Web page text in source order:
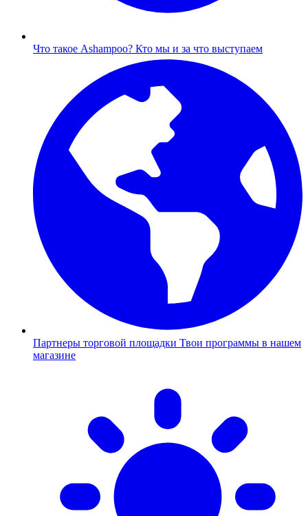
Что такое Ashampoo? Кто мы и за что выступаем
Партнеры торговой площадки Твои программы в нашем
магазине